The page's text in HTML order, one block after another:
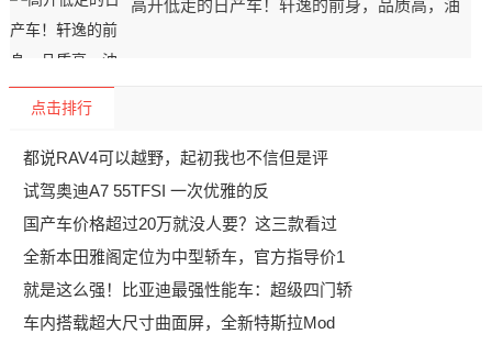
高开低走的日产车！轩逸的前身，品质高，油
点击排行
都说RAV4可以越野，起初我也不信但是评
试驾奥迪A7 55TFSI 一次优雅的反
国产车价格超过20万就没人要？这三款看过
全新本田雅阁定位为中型轿车，官方指导价1
就是这么强！比亚迪最强性能车：超级四门轿
车内搭载超大尺寸曲面屏，全新特斯拉Mod